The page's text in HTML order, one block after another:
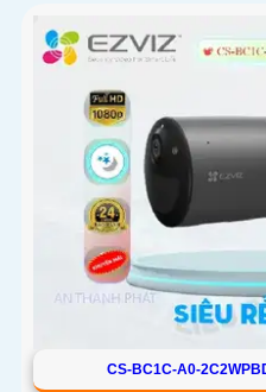
CS-BC1C-A0-